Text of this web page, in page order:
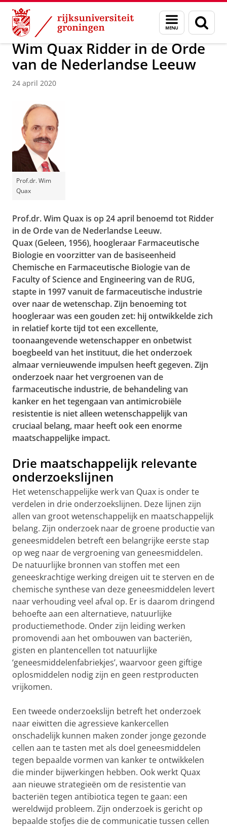
Skip
Content
Skip
Navigation
Menu
en
zoeken
Over ons Actueel Nieuws
Wim Quax Ridder in de Orde
van de Nederlandse Leeuw
24 april 2020
Prof.dr. Wim
Quax
Prof.dr. Wim Quax is op 24 april benoemd tot Ridder
in de Orde van de Nederlandse Leeuw.
Quax (Geleen, 1956), hoogleraar Farmaceutische
Biologie en voorzitter van de basiseenheid
Chemische en Farmaceutische Biologie van de
Faculty of Science and Engineering van de RUG,
stapte in 1997 vanuit de farmaceutische industrie
over naar de wetenschap. Zijn benoeming tot
hoogleraar was een gouden zet: hij ontwikkelde zich
in relatief korte tijd tot een excellente,
toonaangevende wetenschapper en onbetwist
boegbeeld van het instituut, die het onderzoek
almaar vernieuwende impulsen heeft gegeven. Zijn
onderzoek naar het vergroenen van de
farmaceutische industrie, de behandeling van
kanker en het tegengaan van antimicrobiële
resistentie is niet alleen wetenschappelijk van
cruciaal belang, maar heeft ook een enorme
maatschappelijke impact.
Drie maatschappelijk relevante
onderzoekslijnen
Het wetenschappelijke werk van Quax is onder te
verdelen in drie onderzoekslijnen. Deze lijnen zijn
allen van groot wetenschappelijk en maatschappelijk
belang. Zijn onderzoek naar de groene productie van
geneesmiddelen betreft een belangrijke eerste stap
op weg naar de vergroening van geneesmiddelen.
De natuurlijke bronnen van stoffen met een
geneeskrachtige werking dreigen uit te sterven en de
chemische synthese van deze geneesmiddelen levert
naar verhouding veel afval op. Er is daarom dringend
behoefte aan een alternatieve, natuurlijke
productiemethode. Onder zijn leiding werken
promovendi aan het ombouwen van bacteriën,
gisten en plantencellen tot natuurlijke
‘geneesmiddelenfabriekjes’, waarvoor geen giftige
oplosmiddelen nodig zijn en geen restproducten
vrijkomen.
Een tweede onderzoekslijn betreft het onderzoek
naar eiwitten die agressieve kankercellen
onschadelijk kunnen maken zonder jonge gezonde
cellen aan te tasten met als doel geneesmiddelen
tegen bepaalde vormen van kanker te ontwikkelen
die minder bijwerkingen hebben. Ook werkt Quax
aan nieuwe strategieën om de resistentie van
bacteriën tegen antibiotica tegen te gaan: een
wereldwijd probleem. Zijn onderzoek is gericht op
bepaalde stofjes die de communicatie tussen cellen